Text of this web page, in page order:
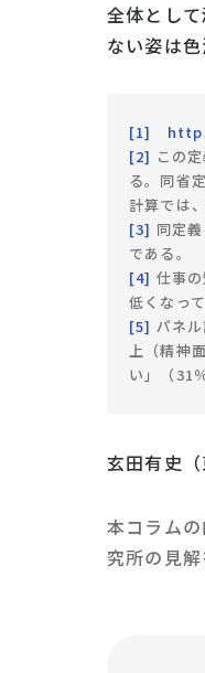
全体とし
ない姿は
[1]
[2] この
る。同省
計算では
[3] 同定
である。
[4] 仕事
低くなって
[5] パネ
上（精神
い」（31
玄田有史（
本コラム
究所の見